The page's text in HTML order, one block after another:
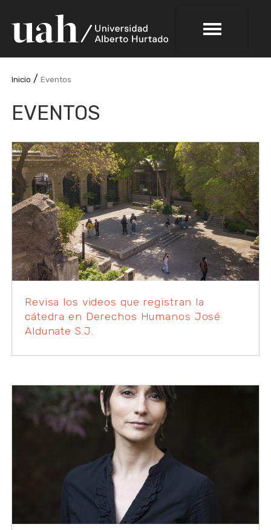
Inicio /Eventos
EVENTOS
Revisa los videos que registran la
cátedra en Derechos Humanos José
Aldunate S.J.